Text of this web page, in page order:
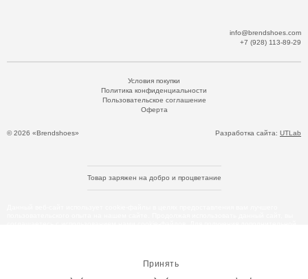
info@brendshoes.com
+7 (928) 113-89-29
© 2026 «Brendshoes»
Условия покупки
Политика конфиденциальности
Пользовательское соглашение
Оферта
Разработка сайта: UTLab
Товар заряжен на добро и процветание
Принять